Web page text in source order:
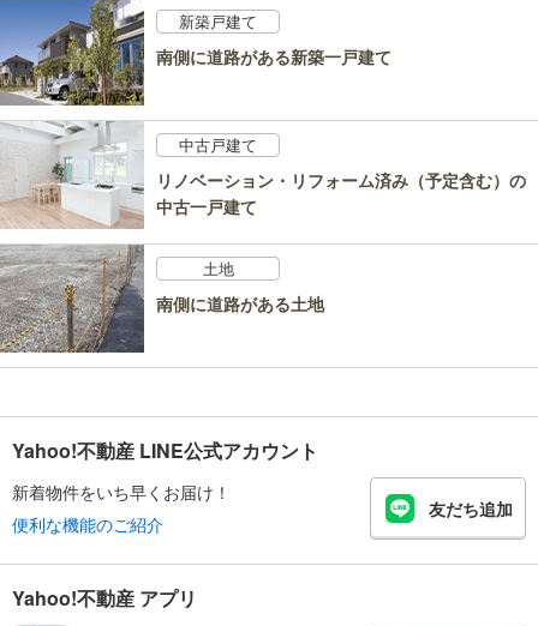
新築戸建て
南側に道路がある新築一戸建て
中古戸建て
リノベーション・リフォーム済み（予定含む）の
中古一戸建て
土地
南側に道路がある土地
Yahoo!不動産 LINE公式アカウント
新着物件をいち早くお届け！
便利な機能のご紹介
友だち追加
Yahoo!不動産 アプリ